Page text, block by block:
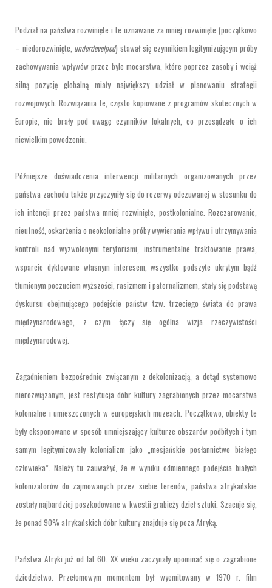
Podział na państwa rozwinięte i te uznawane za mniej rozwinięte (początkowo
– niedorozwinięte, underdevelped) stawał się czynnikiem legitymizującym próby
zachowywania wpływów przez byle mocarstwa, które poprzez zasoby i wciąż
silną pozycję globalną miały największy udział w planowaniu strategii
rozwojowych. Rozwiązania te, często kopiowane z programów skutecznych w
Europie, nie brały pod uwagę czynników lokalnych, co przesądzało o ich
niewielkim powodzeniu.
Późniejsze doświadczenia interwencji militarnych organizowanych przez
państwa zachodu także przyczyniły się do rezerwy odczuwanej w stosunku do
ich intencji przez państwa mniej rozwinięte, postkolonialne. Rozczarowanie,
nieufność, oskarżenia o neokolonialne próby wywierania wpływu i utrzymywania
kontroli nad wyzwolonymi terytoriami, instrumentalne traktowanie prawa,
wsparcie dyktowane własnym interesem, wszystko podszyte ukrytym bądź
tłumionym poczuciem wyższości, rasizmem i paternalizmem, stały się podstawą
dyskursu obejmującego podejście państw tzw. trzeciego świata do prawa
międzynarodowego, z czym łączy się ogólna wizja rzeczywistości
międzynarodowej.
Zagadnieniem bezpośrednio związanym z dekolonizacją, a dotąd systemowo
nierozwiązanym, jest restytucja dóbr kultury zagrabionych przez mocarstwa
kolonialne i umieszczonych w europejskich muzeach. Początkowo, obiekty te
były eksponowane w sposób umniejszający kulturze obszarów podbitych i tym
samym legitymizowały kolonializm jako „mesjańskie posłannictwo białego
człowieka”. Należy tu zauważyć, że w wyniku odmiennego podejścia białych
kolonizatorów do zajmowanych przez siebie terenów, państwa afrykańskie
zostały najbardziej poszkodowane w kwestii grabieży dzieł sztuki. Szacuje się,
że ponad 90% afrykańskich dóbr kultury znajduje się poza Afryką.
Państwa Afryki już od lat 60. XX wieku zaczynały upominać się o zagrabione
dziedzictwo. Przełomowym momentem był wyemitowany w 1970 r. film